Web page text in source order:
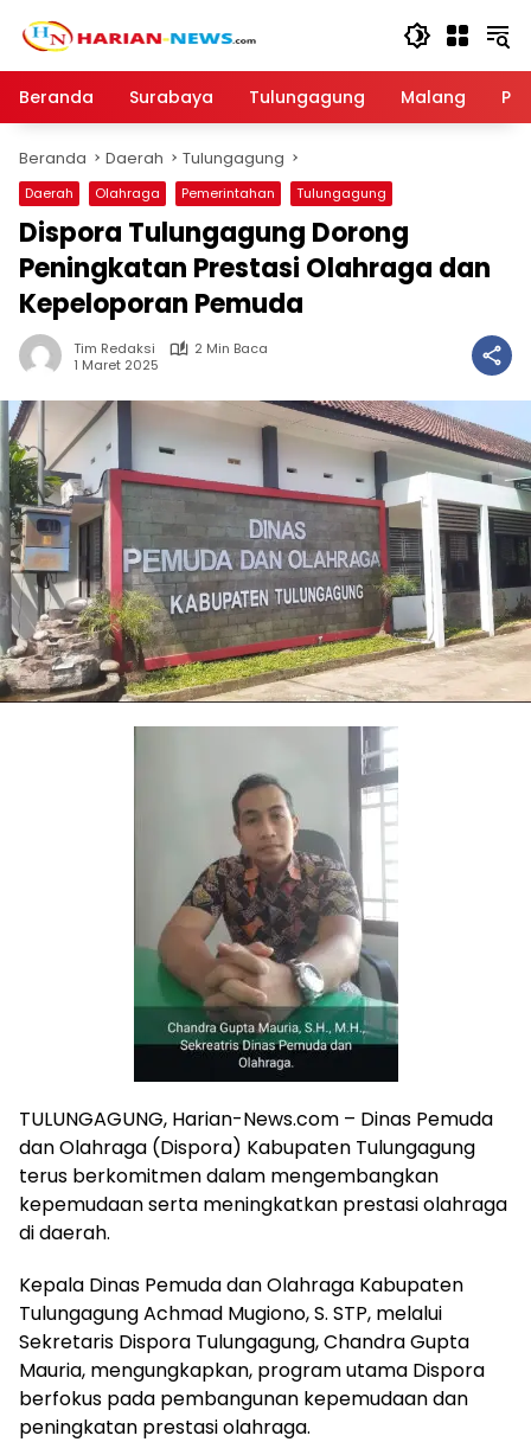
Beranda
Surabaya Tulungagung Malang
Beranda Daerah Tulungagung
Daerah Olahraga Pemerintahan Tulungagung
Dispora Tulungagung Dorong
Peningkatan Prestasi Olahraga dan
Kepeloporan Pemuda
Tim Redaksi
2 Min Baca
1 Maret 2025
TULUNGAGUNG, Harian-News.com – Dinas Pemuda
dan Olahraga (Dispora) Kabupaten Tulungagung
terus berkomitmen dalam mengembangkan
kepemudaan serta meningkatkan prestasi olahraga
di daerah.
Kepala Dinas Pemuda dan Olahraga Kabupaten
Tulungagung Achmad Mugiono, S. STP, melalui
Sekretaris Dispora Tulungagung, Chandra Gupta
Mauria, mengungkapkan, program utama Dispora
berfokus pada pembangunan kepemudaan dan
peningkatan prestasi olahraga.